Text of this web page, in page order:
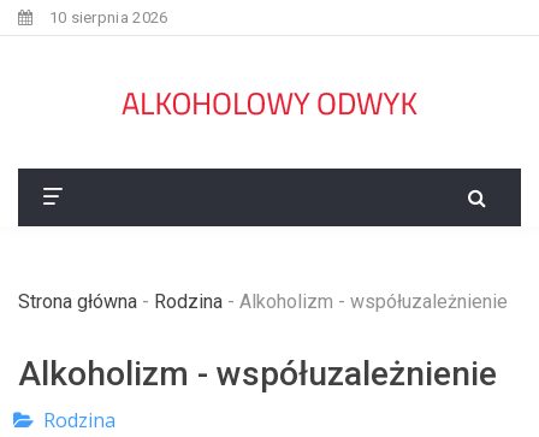
10 sierpnia 2026
Strona główna - Rodzina - Alkoholizm - współuzależnienie
Alkoholizm - współuzależnienie
Rodzina